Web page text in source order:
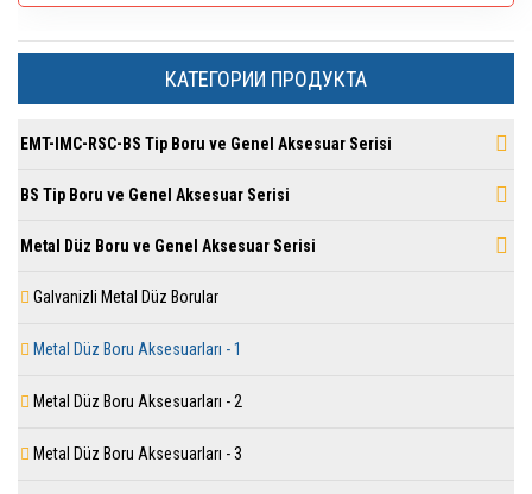
КАТЕГОРИИ ПРОДУКТА
EMT-IMC-RSC-BS Tip Boru ve Genel Aksesuar Serisi
BS Tip Boru ve Genel Aksesuar Serisi
Metal Düz Boru ve Genel Aksesuar Serisi
Galvanizli Metal Düz Borular
Metal Düz Boru Aksesuarları - 1
Metal Düz Boru Aksesuarları - 2
Metal Düz Boru Aksesuarları - 3